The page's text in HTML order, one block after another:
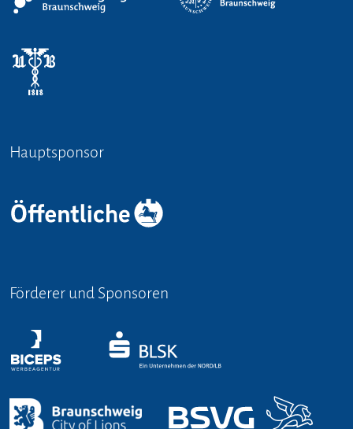
Hauptsponsor
Förderer und Sponsoren